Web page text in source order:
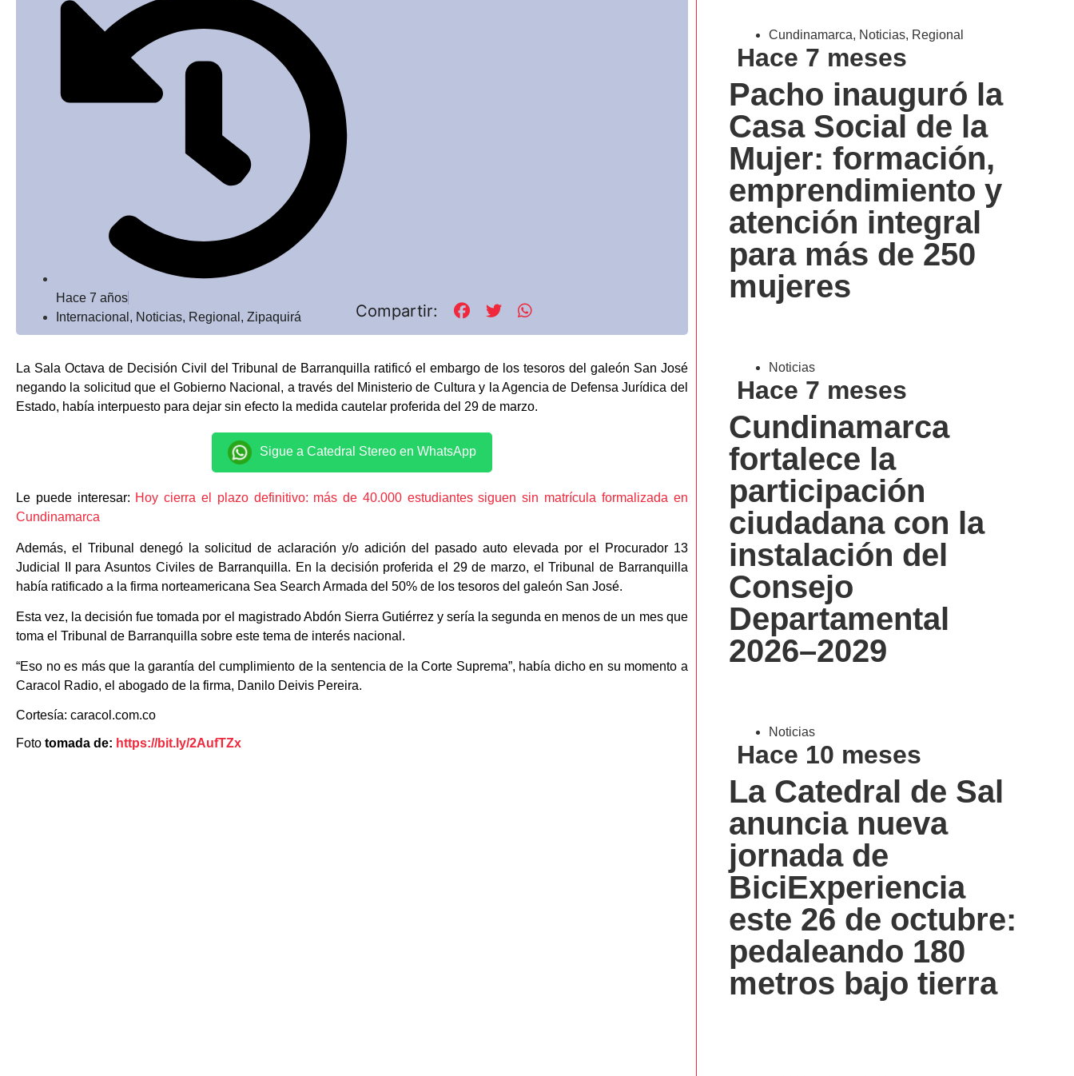
Hace 7 años
Internacional , Noticias, Regional , Zipaquirá Compartir:
La Sala Octava de Decisión Civil del Tribunal de Barranquilla ratificó el embargo de los tesoros del galeón San José
negando la solicitud que el Gobierno Nacional, a través del Ministerio de Cultura y la Agencia de Defensa Jurídica del
Estado, había interpuesto para dejar sin efecto la medida cautelar proferida del 29 de marzo.
Sigue a Catedral Stereo en WhatsApp
Le puede interesar: Hoy cierra el plazo definitivo: más de 40.000 estudiantes siguen sin matrícula formalizada en
Cundinamarca
Además, el Tribunal denegó la solicitud de aclaración y/o adición del pasado auto elevada por el Procurador 13
Judicial II para Asuntos Civiles de Barranquilla. En la decisión proferida el 29 de marzo, el Tribunal de Barranquilla
había ratificado a la firma norteamericana Sea Search Armada del 50% de los tesoros del galeón San José.
Esta vez, la decisión fue tomada por el magistrado Abdón Sierra Gutiérrez y sería la segunda en menos de un mes que
toma el Tribunal de Barranquilla sobre este tema de interés nacional.
“Eso no es más que la garantía del cumplimiento de la sentencia de la Corte Suprema”, había dicho en su momento a
Caracol Radio, el abogado de la firma, Danilo Deivis Pereira.
Cortesía: caracol.com.co
Foto tomada de: https://bit.ly/2AufTZx
Cundinamarca, Noticias, Regional
Hace 7 meses
Pacho inauguró la
Casa Social de la
Mujer: formación,
emprendimiento y
atención integral
para más de 250
mujeres
Noticias
Hace 7 meses
Cundinamarca
fortalece la
participación
ciudadana con la
instalación del
Consejo
Departamental
2026–2029
Noticias
Hace 10 meses
La Catedral de Sal
anuncia nueva
jornada de
BiciExperiencia
este 26 de octubre:
pedaleando 180
metros bajo tierra